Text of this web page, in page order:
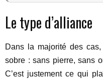
Le type d’alliance
Dans la majorité des
sobre : sans pierre, sans
C’est justement ce qui